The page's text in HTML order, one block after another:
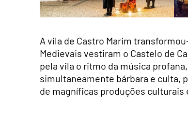
A vila de Castro Marim
Medievais vestiram o Castelo de
pela vila o ritmo da música
simultaneamente bárbara e culta,
de magníficas produções culturais